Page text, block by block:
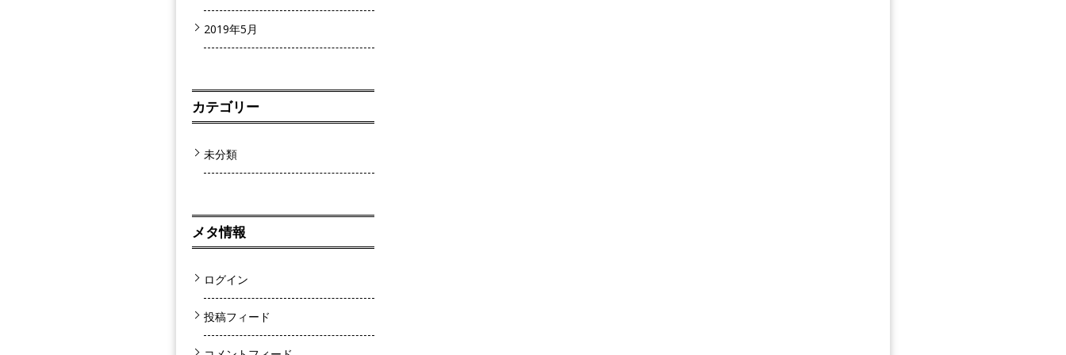
2019年5月
カテゴリー
未分類
メタ情報
ログイン
投稿フィード